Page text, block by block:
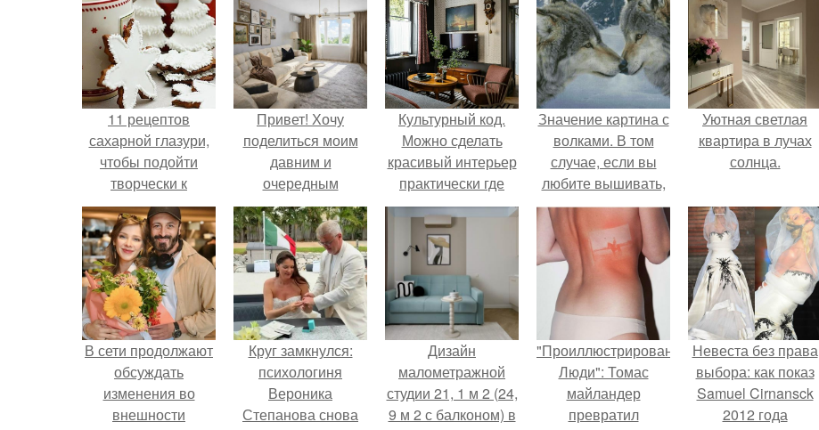
11 рецептов
сахарной глазури,
чтобы подойти
творчески к
украшению
печенюшек.
Привет! Хочу
поделиться моим
давним и
очередным
неопубликованным
проектом.
Культурный код.
Можно сделать
красивый интерьер
практически где
угодно.
Значение картина с
волками. В том
случае, если вы
любите вышивать,
то наверняка
задумывались о
том, что означает та
или иная вышитая
вами картина.
Уютная светлая
квартира в лучах
солнца.
В сети продолжают
обсуждать
изменения во
внешности
Круг замкнулся:
психологиня
Вероника
Степанова снова
Дизайн
малометражной
студии 21, 1 м 2 (24,
9 м 2 с балконом) в
"Проиллюстрированные
Люди": Томас
майландер
превратил
Невеста без права
выбора: как показ
Samuel Cirnansck
2012 года